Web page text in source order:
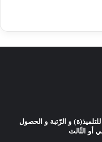
و الرّتبة و الحصول
أو الثّالث